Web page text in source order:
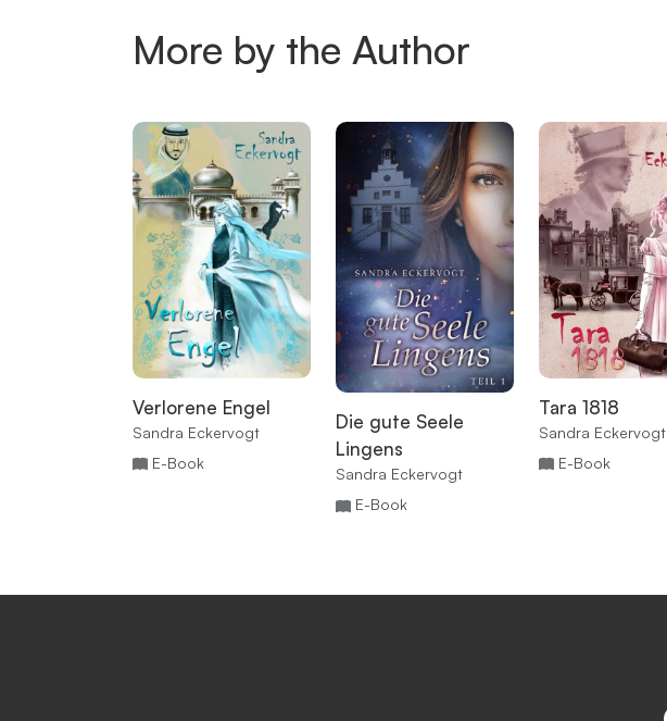
More by the Author
Verlorene Engel
Sandra Eckervogt
E-Book
Die gute Seele
Lingens
Sandra Eckervogt
E-Book
Tara 1818
Sandra Eckervogt
E-Book